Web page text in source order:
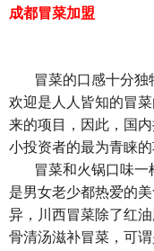
成都冒菜加盟
冒菜的口感十分
欢迎是人人皆知的冒
来的项目，因此，国
小投资者的最为青睐的
冒菜和火锅口味一
是男女老少都热爱的
异，川西冒菜除了红
骨清汤滋补冒菜，可